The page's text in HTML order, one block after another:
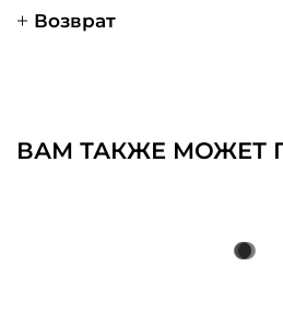
Возврат
ВАМ ТАКЖЕ МОЖЕТ